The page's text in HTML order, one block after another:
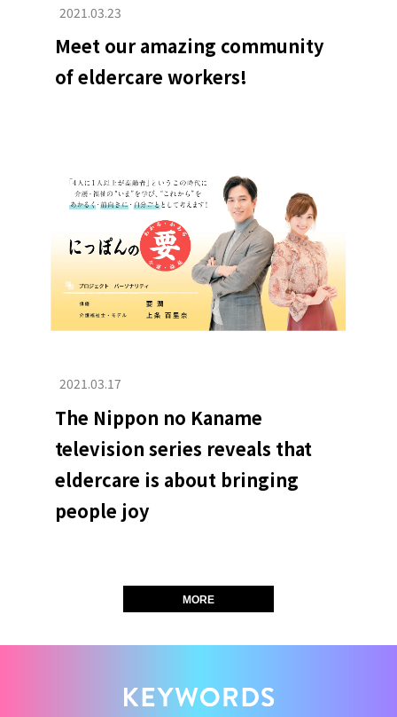
2021.03.23
Meet our amazing community
of eldercare workers!
2021.03.17
The Nippon no Kaname
television series reveals that
eldercare is about bringing
people joy
MORE